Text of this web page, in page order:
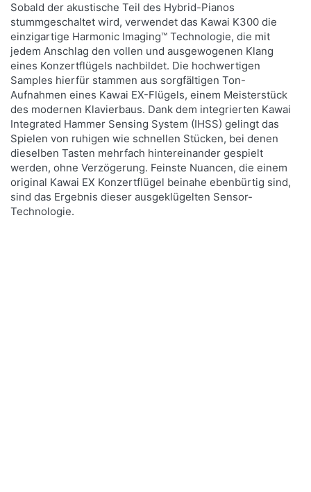
Sobald der akustische Teil des Hybrid-Pianos
stummgeschaltet wird, verwendet das Kawai K300 die
einzigartige Harmonic Imaging™ Technologie, die mit
jedem Anschlag den vollen und ausgewogenen Klang
eines Konzertflügels nachbildet. Die hochwertigen
Samples hierfür stammen aus sorgfältigen Ton-
Aufnahmen eines Kawai EX-Flügels, einem Meisterstück
des modernen Klavierbaus. Dank dem integrierten Kawai
Integrated Hammer Sensing System (IHSS) gelingt das
Spielen von ruhigen wie schnellen Stücken, bei denen
dieselben Tasten mehrfach hintereinander gespielt
werden, ohne Verzögerung. Feinste Nuancen, die einem
original Kawai EX Konzertflügel beinahe ebenbürtig sind,
sind das Ergebnis dieser ausgeklügelten Sensor-
Technologie.